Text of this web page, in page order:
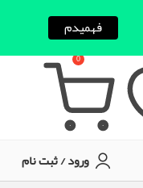
0
ورود / ثبت نام
فهمیدم